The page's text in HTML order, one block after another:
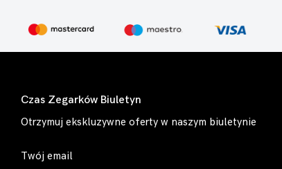
Czas Zegarków Biuletyn
Otrzymuj ekskluzywne oferty w naszym biuletynie